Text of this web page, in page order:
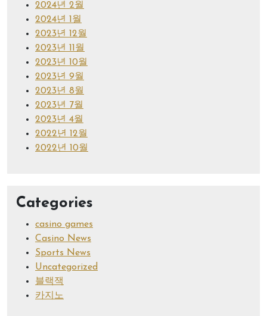
2024년 2월
2024년 1월
2023년 12월
2023년 11월
2023년 10월
2023년 9월
2023년 8월
2023년 7월
2023년 4월
2022년 12월
2022년 10월
Categories
casino games
Casino News
Sports News
Uncategorized
블랙잭
카지노